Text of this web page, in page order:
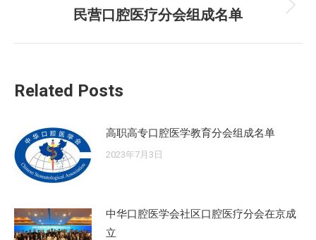
文
未
民营口腔医疗分会组成名单
Related Posts
高职高专口腔医学教育分会组成名单
2023年7月3日
中华口腔医学会社区口腔医疗分会在京成
立